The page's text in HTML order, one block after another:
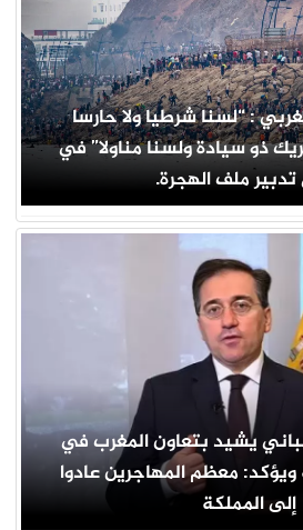
: “لسنا شرطيا ولا حارسا
ذو سيادة ولسنا مناولا” في
ملف الهجرة.
يشيد بتعاون المغرب في
ويؤكد: معظم المهاجرين عادوا
إلى المملكة